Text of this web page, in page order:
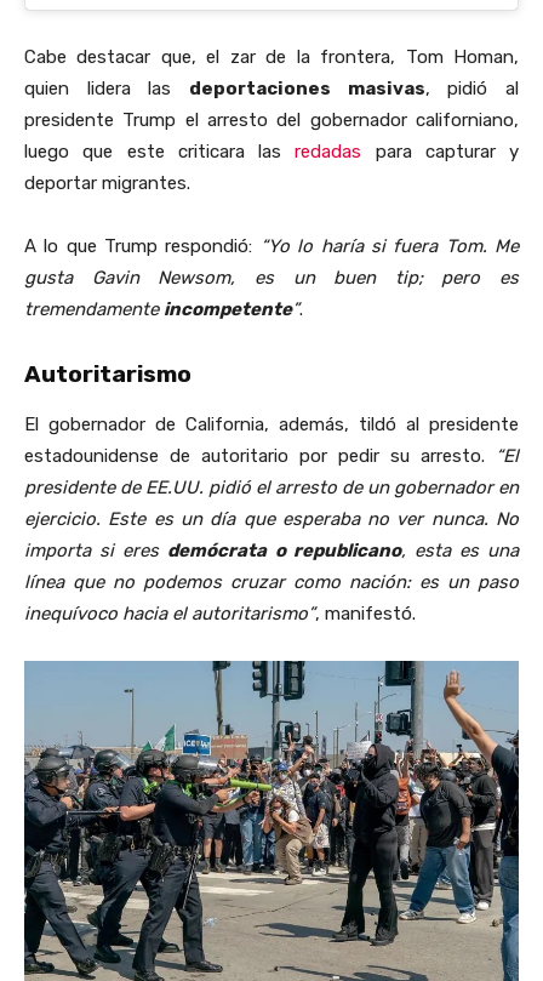
Cabe destacar que, el zar de la frontera, Tom Homan,
quien lidera las deportaciones masivas, pidió al
presidente Trump el arresto del gobernador californiano,
luego que este criticara lasredadas para capturar y
deportar migrantes.
A lo que Trump respondió: “Yo lo haría si fuera Tom. Me
gusta Gavin Newsom, es un buen tip; pero es
tremendamente incompetente”.
Autoritarismo
El gobernador de California, además, tildó al presidente
estadounidense de autoritario por pedir su arresto.
“El
presidente de EE.UU. pidió el arresto de un gobernador en
ejercicio. Este es un día que esperaba no ver nunca. No
importa si eres demócrata o republicano, esta es una
línea que no podemos cruzar como nación: es un paso
inequívoco hacia el autoritarismo”, manifestó.